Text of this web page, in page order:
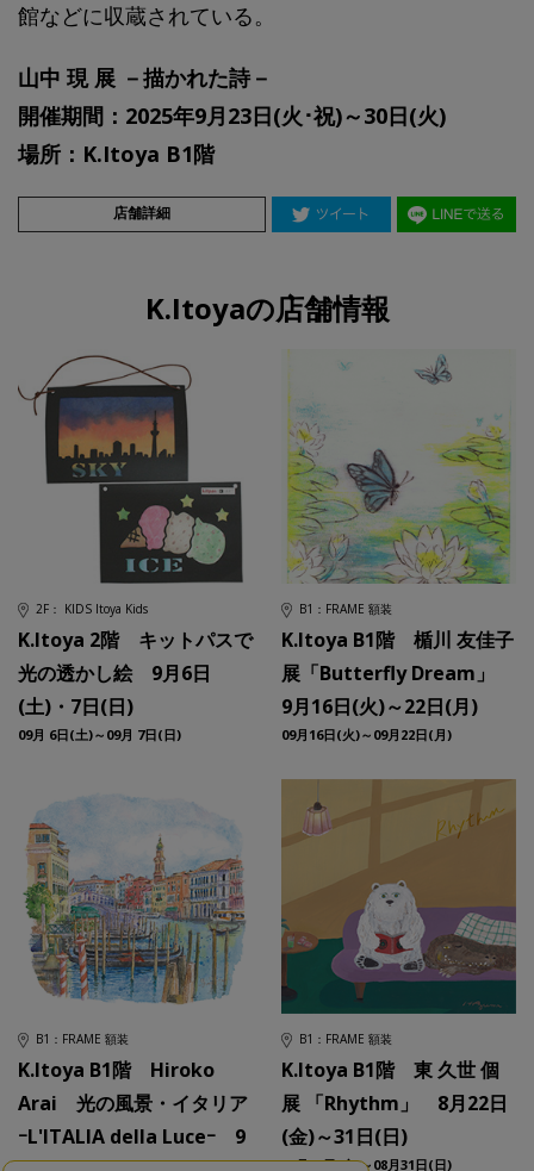
館などに収蔵されている。
山中 現 展 －描かれた詩－
開催期間：2025年9月23日(火･祝)～30日(火)
場所：K.Itoya B1階
店舗詳細
K.Itoyaの店舗情報
2F： KIDS Itoya Kids
K.Itoya 2階 キットパスで
光の透かし絵 9月6日
(土)・7日(日)
09月 6日(土)～09月 7日(日)
B1：FRAME 額装
K.Itoya B1階 楯川 友佳子
展「Butterfly Dream」
9月16日(火)～22日(月)
09月16日(火)～09月22日(月)
B1：FRAME 額装
K.Itoya B1階 Hiroko
Arai 光の風景・イタリア
ｰL'ITALIA della Luceｰ 9
B1：FRAME 額装
K.Itoya B1階 東 久世 個
展 「Rhythm」 8月22日
(金)～31日(日)
08月22日(金)～08月31日(日)